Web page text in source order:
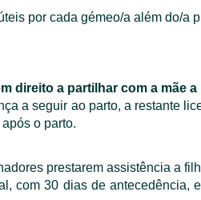
por cada gémeo/a além do/a
direito a partilhar com a mãe
a seguir ao parto, a restante
o parto.
prestarem assistência a
com 30 dias de antecedência,